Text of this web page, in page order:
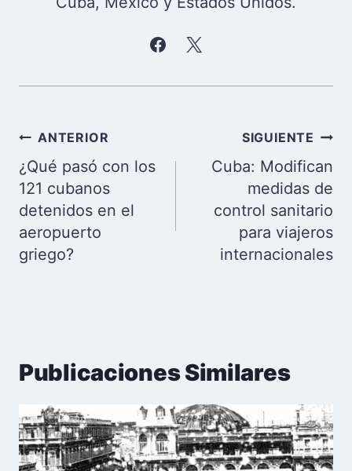
Navegación
de
entradas
ANTERIOR
¿Qué pasó con los
121 cubanos
detenidos en el
aeropuerto
griego?
SIGUIENTE
Cuba: Modifican
medidas de
control sanitario
para viajeros
internacionales
Publicaciones Similares